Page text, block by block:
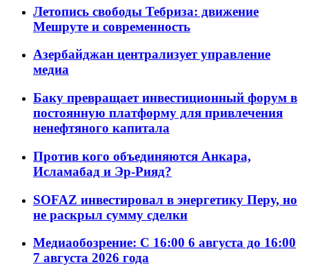
Летопись свободы Тебриза: движение
Мешруте и современность
Азербайджан централизует управление
медиа
Баку превращает инвестиционный форум в
постоянную платформу для привлечения
ненефтяного капитала
Против кого объединяются Анкара,
Исламабад и Эр-Рияд?
SOFAZ инвестировал в энергетику Перу, но
не раскрыл сумму сделки
Медиаобозрение: С 16:00 6 августа до 16:00
7 августа 2026 года